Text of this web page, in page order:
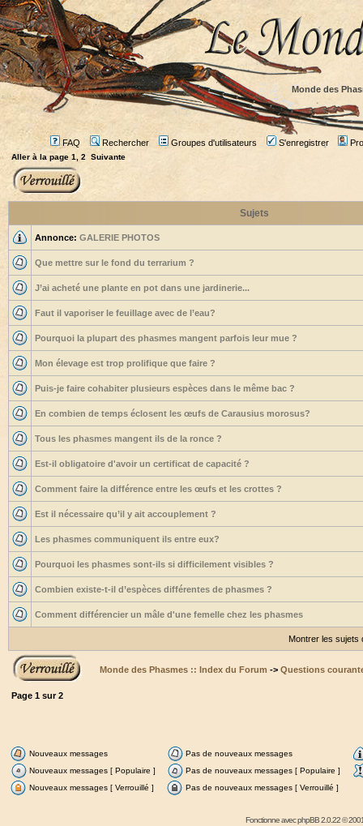
Monde des
FAQ Rechercher Groupes d'utilisateurs S'enregistrer
Aller à la page 1 2 Suivante
Sujets
Annonce: GALERIE PHOTOS
Que mettre sur le fond du terrarium ?
J’ai acheté une plante en pot dans une jardinerie...
Faut il vaporiser le feuillage avec de l’eau?
Pourquoi la plupart des phasmes mangent parfois leur mue ?
Mon élevage est trop prolifique que faire ?
Puis-je faire cohabiter plusieurs espèces dans le même bac ?
En combien de temps éclosent les œufs de Carausius morosus?
Tous les phasmes mangent ils de la ronce ?
Est-il obligatoire d'avoir un certificat de capacité ?
Comment faire la différence entre les œufs et les crottes ?
Est il nécessaire qu’il y ait accouplement ?
Les phasmes communiquent ils entre eux?
Pourquoi les phasmes sont-ils si difficilement visibles ?
Combien existe-t-il d’espèces différentes de phasmes ?
Comment différencier un mâle d'une femelle chez les phasmes
Montrer les sujets
Monde des Phasmes :: Index du Forum -> Questions
Page 1 sur2
Nouveaux messages
Pas de nouveaux messages
Nouveaux messages [ Populaire ]
Pas de nouveaux messages [ Populaire ]
Nouveaux messages [ Verrouillé ]
Pas de nouveaux messages [ Verrouillé ]
Fonctionne avecphpBB2.0.22 ©